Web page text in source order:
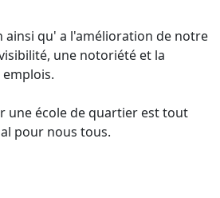
ainsi qu' a l'amélioration de notre
une notoriété et la
une école de quartier est tout
pour nous tous.